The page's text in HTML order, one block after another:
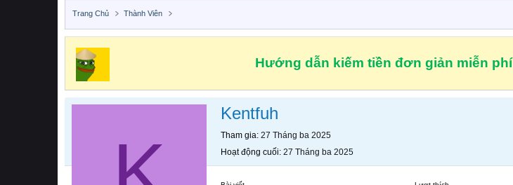
Trang Chủ Thành Viên
Hướng dẫn kiếm tiền đơn giản miễn phí
Kentfuh
Tham gia 27 Tháng ba 2025
Hoạt động cuối 27 Tháng ba 2025